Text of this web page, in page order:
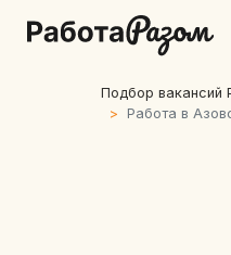
Подбор вакансий
Работа в